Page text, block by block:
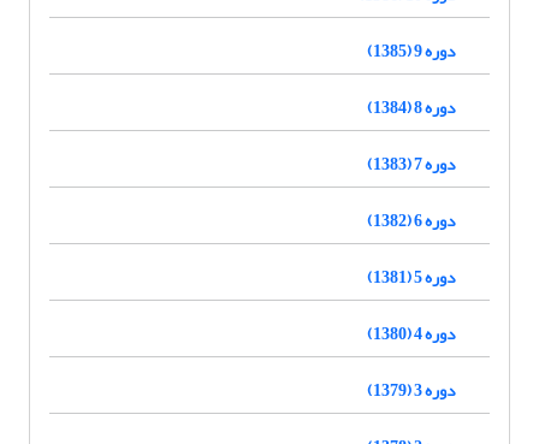
دوره 9 (1385)
دوره 8 (1384)
دوره 7 (1383)
دوره 6 (1382)
دوره 5 (1381)
دوره 4 (1380)
دوره 3 (1379)